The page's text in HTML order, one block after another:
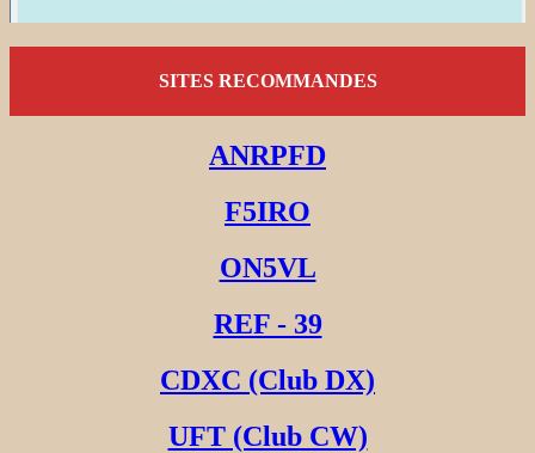
SITES RECOMMANDES
ANRPFD
F5IRO
ON5VL
REF - 39
CDXC (Club DX)
UFT (Club CW)